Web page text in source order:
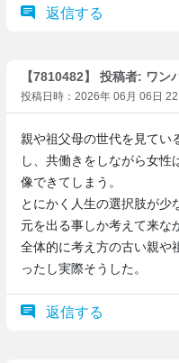
返信する
【7810482】 投稿者: ワン
投稿日時：2026年 06月 06日
親や祖父母の世代を見てい
し、共働きをしながら女性
像できてしまう。
とにかく人生の選択肢が少
元を出る事しか考えて来な
全体的に考え方の古い親や
ったし実際そうした。
返信する